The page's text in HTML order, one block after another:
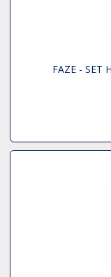
FAZE - SET